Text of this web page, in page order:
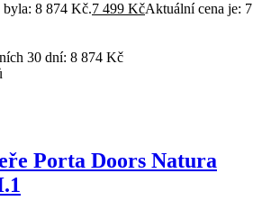
byla: 8 874 Kč.7 499 KčAktuální cena je: 7
30 dní: 8 874 Kč
Porta Doors Natura